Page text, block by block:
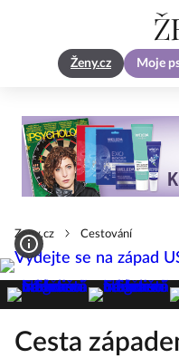
Ženy.cz Moje
Zeny.cz Cestování
Cesta